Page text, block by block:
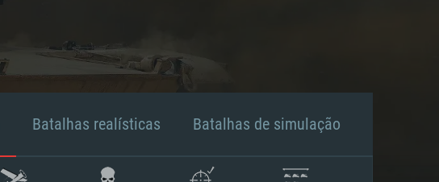
Batalhas realísticas Batalhas de simulação